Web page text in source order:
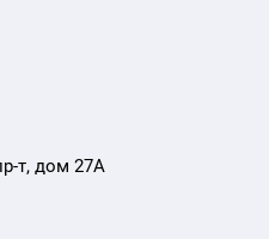
т, дом 27А